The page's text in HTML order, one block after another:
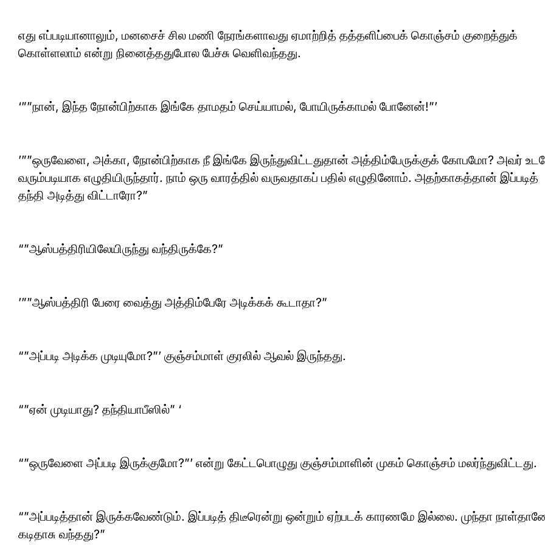
எது எப்படியானாலும், மனசைச் சில மணி நேரங்களாவது ஏமாற்றித் தத்தளிப்பைக் கொஞ்சம் குறைத்துக்
கொள்ளலாம் என்று நினைத்ததுபோல பேச்சு வெளிவந்தது.
‘””நான், இந்த நோன்பிற்காக இங்கே தாமதம் செய்யாமல், போயிருக்காமல் போனேன்!”’
’””ஒருவேளை, அக்கா, நோன்பிற்காக நீ இங்கே இருந்துவிட்டதுதான் அத்திம்பேருக்குக் கோபமோ? அவர்
வரும்படியாக எழுதியிருந்தார். நாம் ஒரு வாரத்தில் வருவதாகப் பதில் எழுதினோம். அதற்காகத்தான் இப்படித்
தந்தி அடித்து விட்டாரோ?”
“”ஆஸ்பத்திரியிலேயிருந்து வந்திருக்கே?”
’””ஆஸ்பத்திரி பேரை வைத்து அத்திம்பேரே அடிக்கக் கூடாதா?”
“”அப்படி அடிக்க முடியுமோ?”’ குஞ்சம்மாள் குரலில் ஆவல் இருந்தது.
“”ஏன் முடியாது? தந்தியாபீஸில்” ‘
“”ஒருவேளை அப்படி இருக்குமோ?”’ என்று கேட்டபொழுது குஞ்சம்மாளின் முகம் கொஞ்சம் மலர்ந்துவிட்டது.
“”அப்படித்தான் இருக்கவேண்டும். இப்படித் திடீரென்று ஒன்றும் ஏற்படக் காரணமே இல்லை. முந்தா
கடிதாசு வந்தது?”